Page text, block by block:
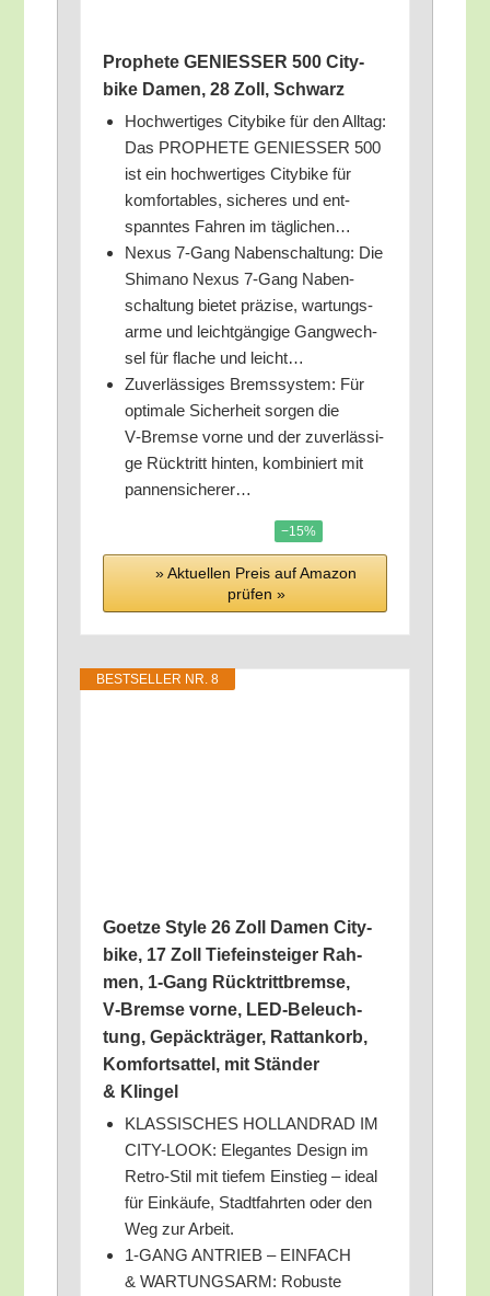
Pro­phe­te GENIESSER 500 City­
bike Damen, 28 Zoll, Schwarz
Hoch­wer­ti­ges City­bike für den All­tag:
Das PROPHETE GENIESSER 500
ist ein hoch­wer­ti­ges City­bike für
kom­for­ta­bles, siche­res und ent­
spann­tes Fah­ren im täglichen…
Nexus 7‑Gang Naben­schal­tung: Die
Shi­ma­no Nexus 7‑Gang Naben­
schal­tung bie­tet prä­zi­se, war­tungs­
ar­me und leicht­gän­gi­ge Gang­wech­
sel für fla­che und leicht…
Zuver­läs­si­ges Brems­sys­tem: Für
opti­ma­le Sicher­heit sor­gen die
V‑Bremse vor­ne und der zuver­läs­si­
ge Rück­tritt hin­ten, kom­bi­niert mit
pannensicherer…
−15%
» Aktu­el­len Preis auf Ama­zon
prü­fen »
BEST­SEL­LER NR. 8
Goet­ze Style 26 Zoll Damen City­
bike, 17 Zoll Tie­fein­stei­ger Rah­
men, 1‑Gang Rück­tritt­brem­se,
V‑Bremse vor­ne, LED-Beleuch­
tung, Gepäck­trä­ger, Rat­tan­korb,
Kom­fort­sat­tel, mit Stän­der
& Klingel
KLASSISCHES HOLLANDRAD IM
CITY-LOOK: Ele­gan­tes Design im
Retro-Stil mit tie­fem Ein­stieg – ide­al
für Ein­käu­fe, Stadt­fahr­ten oder den
Weg zur Arbeit.
1‑GANG ANTRIEB – EINFACH
& WARTUNGSARM: Robus­te